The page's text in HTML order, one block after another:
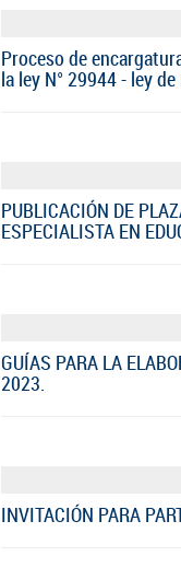
Proceso de
la ley N° 29944 - ley
PUBLICACIÓN DE
ESPECIALISTA EN
GUÍAS PARA LA
2023.
INVITACIÓN PARA